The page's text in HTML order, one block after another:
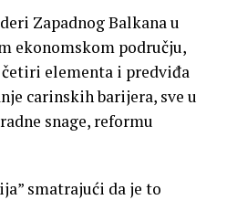
Zapadnog Balkana u
ekonomskom području,
elementa i predviđa
carinskih barijera, sve u
snage, reformu
smatrajući da je to